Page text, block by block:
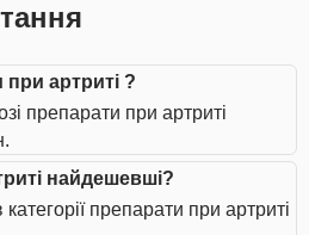
артриті ?
препарати при артриті
найдешевші?
препарати при артриті